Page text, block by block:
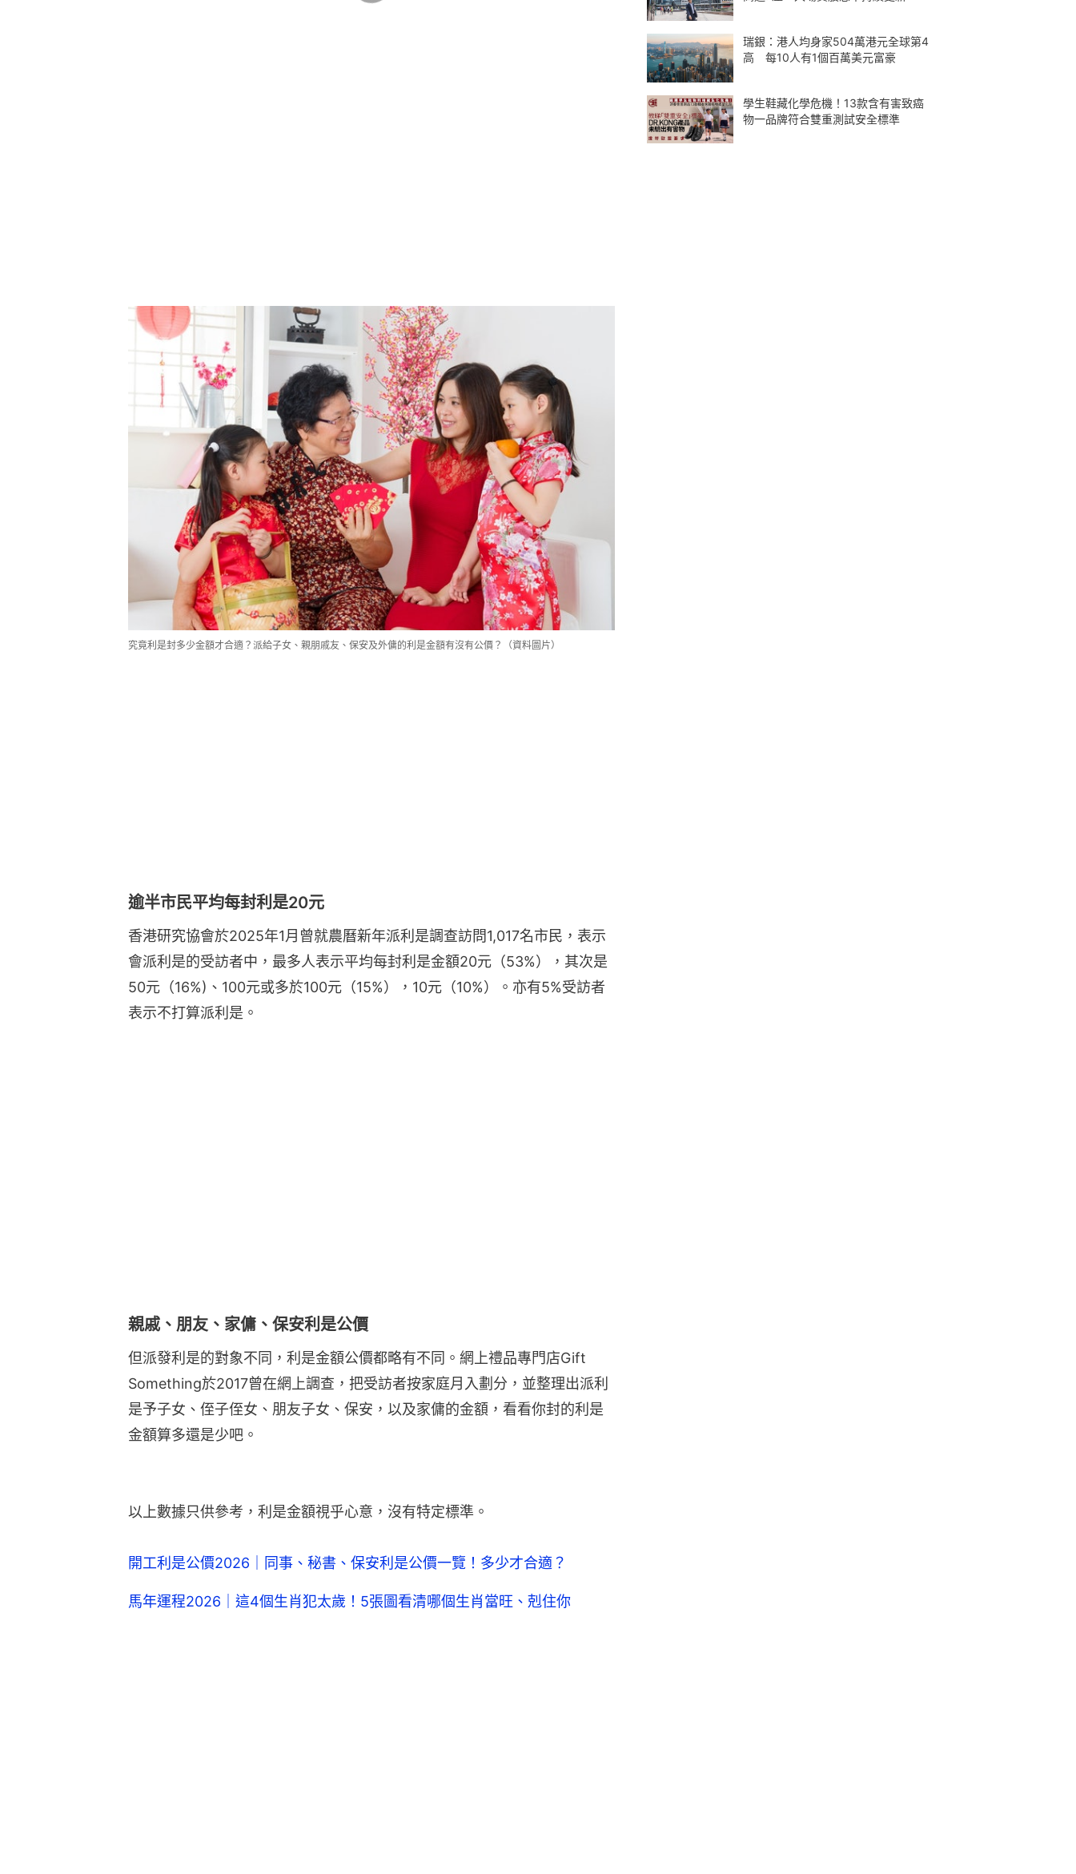
究竟利是封多少金額才合適？派給子女、親朋戚友、保安及外傭的利是金額有沒有公價？（資料圖片）
逾半市民平均每封利是20元
香港研究協會於2025年1月曾就農曆新年派利是調查訪問1,017名市民，表示
會派利是的受訪者中，最多人表示平均每封利是金額20元（53%），其次是
50元（16%)、100元或多於100元（15%），10元（10%）。亦有5%受訪者
表示不打算派利是。
親戚、朋友、家傭、保安利是公價
但派發利是的對象不同，利是金額公價都略有不同。網上禮品專門店Gift
Something於2017曾在網上調查，把受訪者按家庭月入劃分，並整理出派利
是予子女、侄子侄女、朋友子女、保安，以及家傭的金額，看看你封的利是
金額算多還是少吧。
以上數據只供參考，利是金額視乎心意，沒有特定標準。
開工利是公價2026｜同事、秘書、保安利是公價一覽！多少才合適？
馬年運程2026｜這4個生肖犯太歲！5張圖看清哪個生肖當旺、剋住你
瑞銀：港人均身家504萬港元全球第4
高 每10人有1個百萬美元富豪
學生鞋藏化學危機！13款含有害致癌
物一品牌符合雙重測試安全標準